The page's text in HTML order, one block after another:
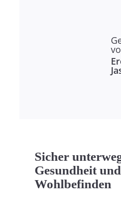
Sicher
Gesundheit und
Wohlbefinden